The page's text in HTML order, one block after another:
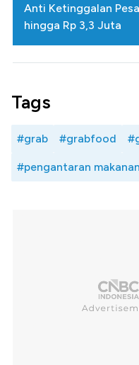
Anti Ketinggalan
hingga Rp 3,3 Juta
Tags
#grab #grabfood
#pengantaran makanan